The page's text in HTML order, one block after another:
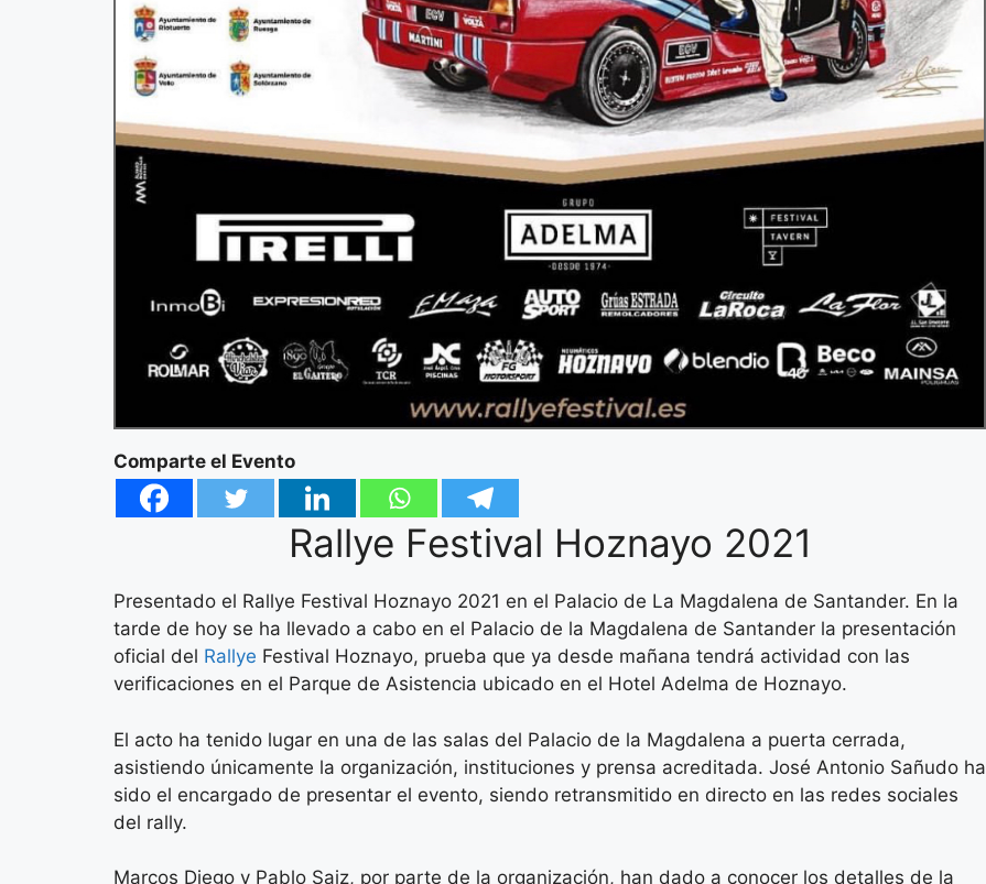
Comparte el Evento
Rallye Festival Hoznayo 2021
Presentado el Rallye Festival Hoznayo 2021 en el Palacio de La Magdalena de Santander. En la
tarde de hoy se ha llevado a cabo en el Palacio de la Magdalena de Santander la presentación
oficial del Rallye Festival Hoznayo, prueba que ya desde mañana tendrá actividad con las
verificaciones en el Parque de Asistencia ubicado en el Hotel Adelma de Hoznayo.
El acto ha tenido lugar en una de las salas del Palacio de la Magdalena a puerta cerrada,
asistiendo únicamente la organización, instituciones y prensa acreditada. José Antonio Sañudo ha
sido el encargado de presentar el evento, siendo retransmitido en directo en las redes sociales
del rally.
Marcos Diego y Pablo Saiz, por parte de la organización, han dado a conocer los detalles de la